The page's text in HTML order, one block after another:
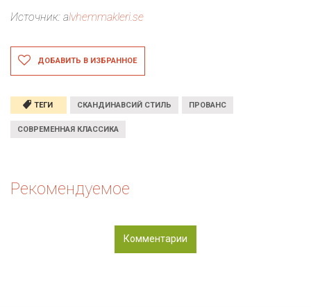
Источник: alvhemmakleri.se
ДОБАВИТЬ В ИЗБРАННОЕ
ТЕГИ СКАНДИНАВСИЙ СТИЛЬ ПРОВАНС
СОВРЕМЕННАЯ КЛАССИКА
Рекомендуемое
Комментарии